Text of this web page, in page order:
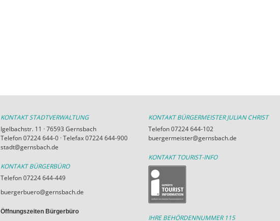
KONTAKT STADTVERWALTUNG
Igelbachstr. 11 · 76593 Gernsbach
Telefon 07224 644-0 · Telefax 07224 644-900
stadt@gernsbach.de
KONTAKT BÜRGERBÜRO
Telefon 07224 644-449
buergerbuero@gernsbach.de
Öffnungszeiten Bürgerbüro
KONTAKT BÜRGERMEISTER JULIAN CHRIST
Telefon 07224 644-102
buergermeister@gernsbach.de
KONTAKT TOURIST-INFO
IHRE BEHÖRDENNUMMER 115